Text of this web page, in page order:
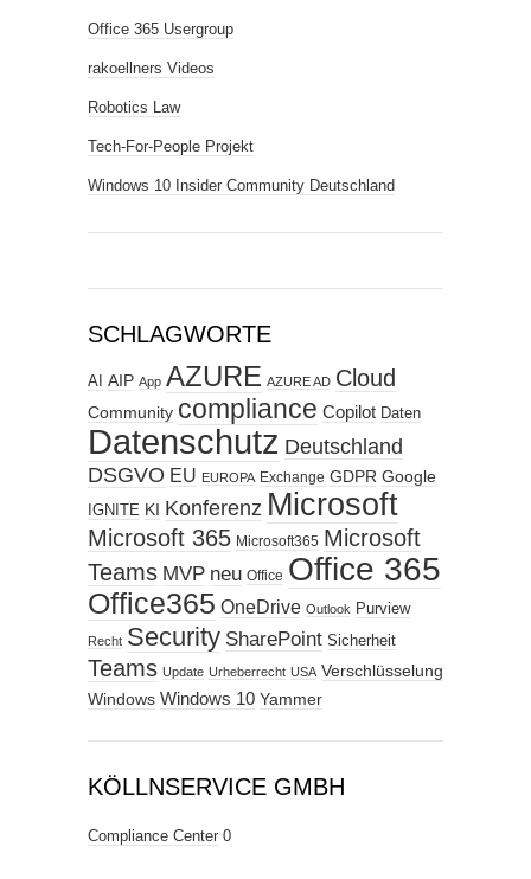
Office 365 Usergroup
rakoellners Videos
Robotics Law
Tech-For-People Projekt
Windows 10 Insider Community Deutschland
SCHLAGWORTE
AI AIP App AZURE AZURE AD Cloud
Community compliance Copilot Daten
Datenschutz Deutschland
DSGVO EU EUROPA Exchange GDPR Google
IGNITE KI Konferenz Microsoft
Microsoft 365 Microsoft365 Microsoft
Teams MVP neu Office Office 365
Office365 OneDrive Outlook Purview
Recht Security SharePoint Sicherheit
Teams Update Urheberrecht USA Verschlüsselung
Windows Windows 10 Yammer
KÖLLNSERVICE GMBH
Compliance Center 0